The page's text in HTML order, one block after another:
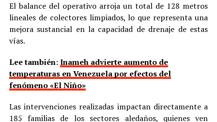
El balance del operativo arroja un total de 128 metros
lineales de colectores limpiados, lo que representa una
mejora sustancial en la capacidad de drenaje de estas
vías.
Lee también:Inameh advierte aumento de
temperaturas en Venezuela por efectos del
fenómeno «El Niño»
Las intervenciones realizadas impactan directamente a
185 familias de los sectores aledaños, quienes ven